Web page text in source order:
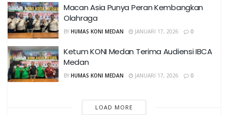
Macan Asia Punya Peran Kembangkan
Olahraga
BY HUMAS KONI MEDAN JANUARI 17, 2026 0
Ketum KONI Medan Terima Audiensi IBCA
Medan
BY HUMAS KONI MEDAN JANUARI 17, 2026 0
LOAD MORE